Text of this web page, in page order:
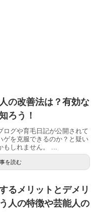
の改善法は？有効な
ろう！
ログや育毛日記が公開されて
ゲを克服できるのか？と疑い
しれません。 ...
を読む
るメリットとデメリ
人の特徴や芸能人の